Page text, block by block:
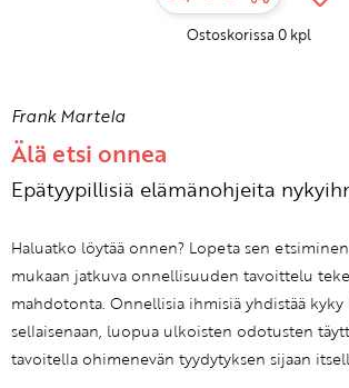
Ostoskorissa 0 kpl
Frank Martela
Älä etsi onnea
Epätyypillisiä elämänohjeita
Haluatko löytää onnen? Lopeta sen
mukaan jatkuva onnellisuuden tavoittelu
mahdotonta. Onnellisia ihmisiä yhdistää kyky
sellaisenaan, luopua ulkoisten odotusten
tavoitella ohimenevän tyydytyksen sijaan